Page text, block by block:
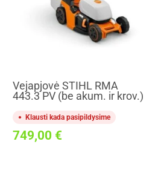
Vejapjovė STIHL RMA
443.3 PV (be akum. ir krov.)
Klausti kada pasipildysime
749,00 €